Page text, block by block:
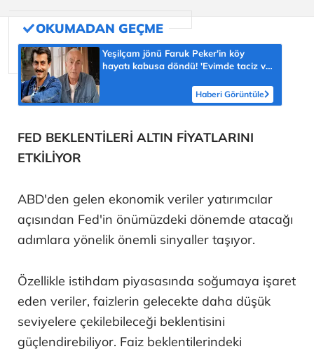
Yeşilçam jönü Faruk Peker'in köy
hayatı kabusa döndü! 'Evimde taciz ve
Haberi Görüntüle
FED BEKLENTİLERİ ALTIN FİYATLARINI
ETKİLİYOR
ABD'den gelen ekonomik veriler yatırımcılar
açısından Fed'in önümüzdeki dönemde atacağı
adımlara yönelik önemli sinyaller taşıyor.
Özellikle istihdam piyasasında soğumaya işaret
eden veriler, faizlerin gelecekte daha düşük
seviyelere çekilebileceği beklentisini
güçlendirebiliyor. Faiz beklentilerindeki